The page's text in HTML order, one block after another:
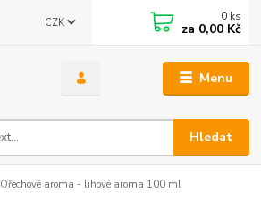
Menu
CZK
Hledat
0 ks
za 0,00 Kč
Ořechové aroma - lihové aroma 100 ml